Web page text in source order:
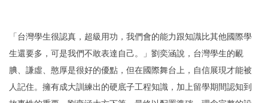
「台灣學生很認真，超級用功，我們會的能力跟知識比其他國際學
生還要多，可是我們不敢表達自己。」劉奕涵說，台灣學生的靦
腆、謙虛、憨厚是很好的優點，但在國際舞台上，自信展現才能被
人記住。擁有成大訓練出的硬底子工程知識，加上留學期間認知到